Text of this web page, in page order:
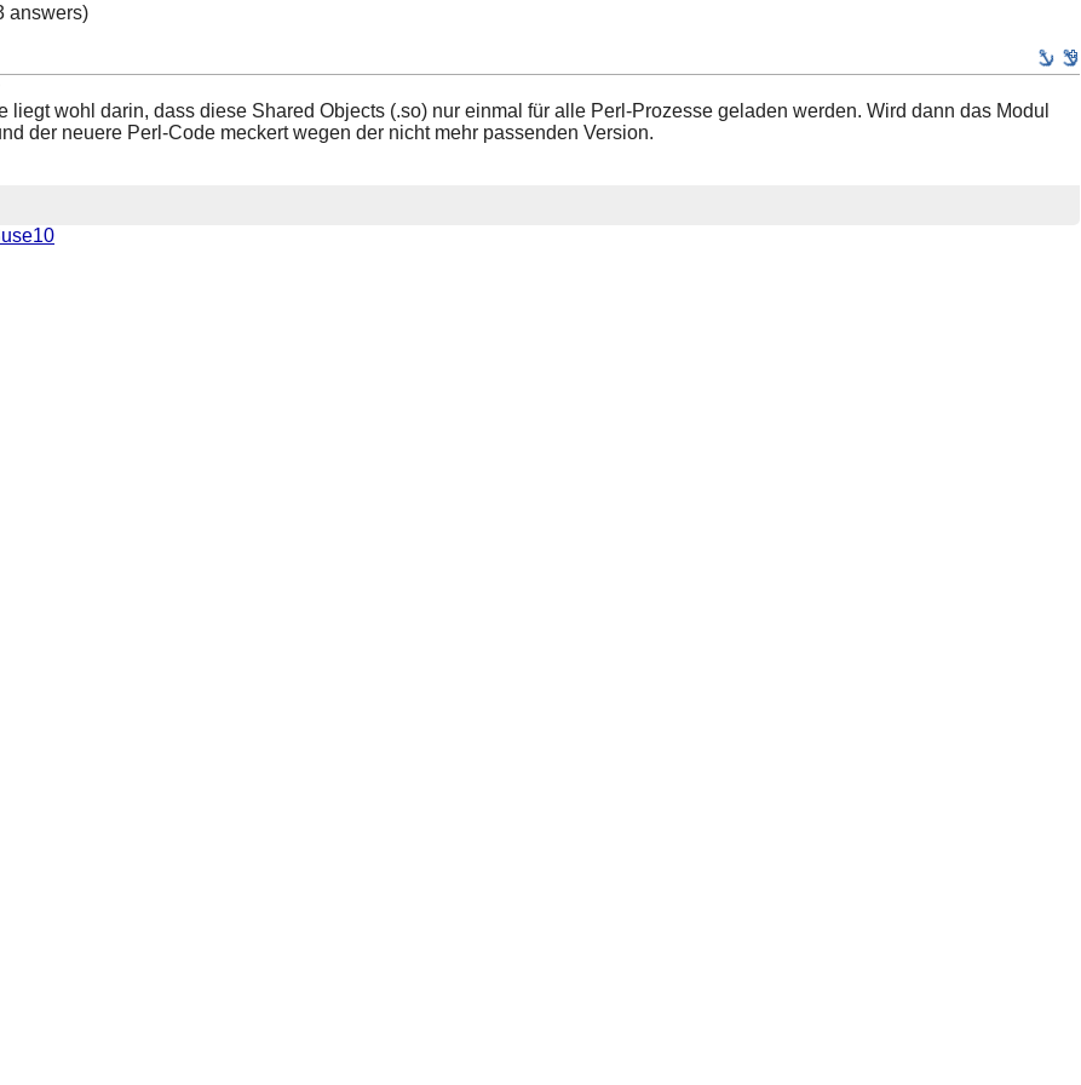
answers)
wohl darin, dass diese Shared Objects (.so) nur einmal für alle Perl-Prozesse geladen werden. Wird dann das Modul
der neuere Perl-Code meckert wegen der nicht mehr passenden Version.